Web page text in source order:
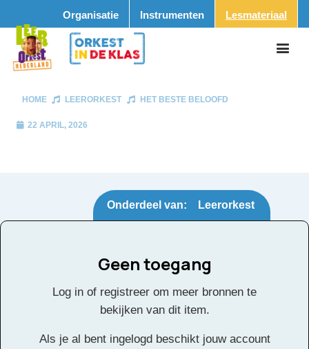
Organisatie Instrumenten Lesmateriaal
HOME LEERORKEST HET BESTE BELOOFD
22 APRIL, 2026
Onderdeel van: Leerorkest
Het Beste Beloofd
Deze inhoud is alleen toegankelijk voor
Geen toegang
Log in of registreer om meer bronnen te
bekijken van dit item.
Als je al bent ingelogd beschikt jouw account